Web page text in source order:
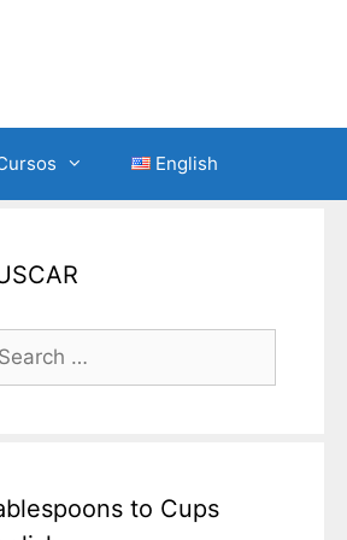
English
to Cups